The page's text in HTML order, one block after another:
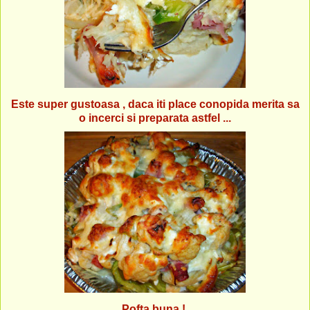
Este super gustoasa , daca iti place conopida merita sa
o incerci si preparata astfel ...